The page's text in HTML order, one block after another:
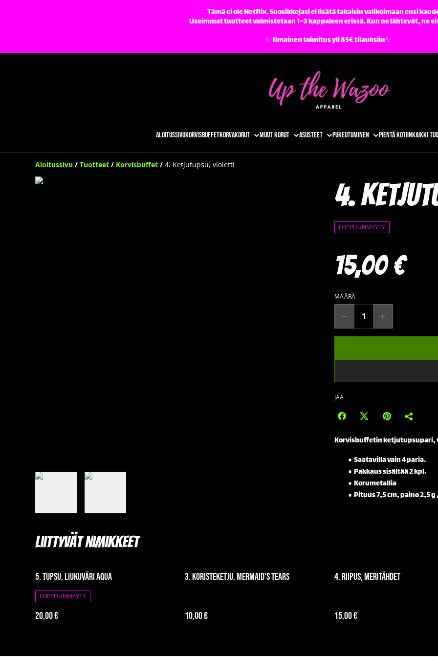
Tämä ei ole Netflix. Suosikkejasi ei lisätä takaisin valikoimaan ensi
Useimmat tuotteet valmistetaan 1–3 kappaleen erissä. Kun ne lähtevät, ne
✨️ Ilmainen toimitus yli 85€ tilauksiin✨️
AloitussivuKorvisbuffetKorvakorut Muut korut Asusteet Pukeutuminen Pientä kotiinKaikki
Aloitussivu / Tuotteet / Korvisbuffet / 4. Ketjutupsu, violetti
4.
LOPPUUNMYYTY
15,00 €
MÄÄRÄ
JAA
Korvisbuffetin
Saatavilla vain 4 paria.
Pakkaus sisältää 2 kpl.
Korumetallia
Pituus 7,5 cm, paino 2,5
Liittyvät nimikkeet
5. Tupsu, liukuväri aqua
LOPPUUNMYYTY
20,00 €
3. Koristeketju, mermaid's tears
10,00 €
4. Riipus, meritähdet
15,00 €